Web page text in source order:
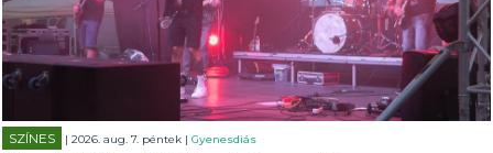
SZÍNES | 2026. aug. 7. péntek |Gyenesdiás